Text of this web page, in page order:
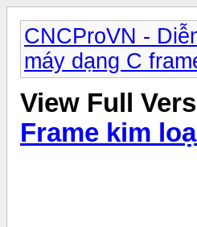
CNCProVN -
máy dạng C
View Full
Frame kim